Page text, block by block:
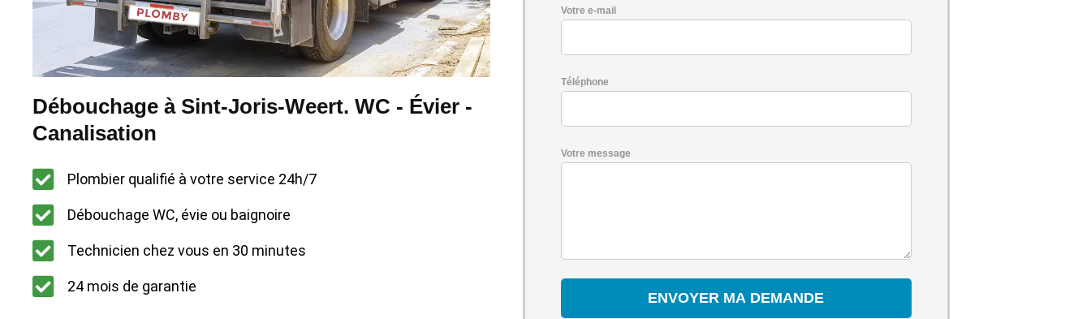
Débouchage à Sint-Joris-Weert. WC - Évier -
Canalisation
Plombier qualifié à votre service 24h/7
Débouchage WC, évie ou baignoire
Technicien chez vous en 30 minutes
24 mois de garantie
Votre e-mail
Téléphone
Votre message